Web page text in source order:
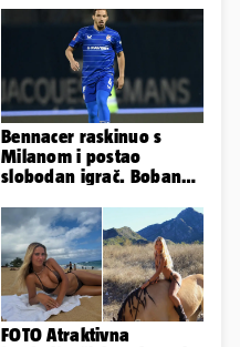
Bennacer raskinuo s
Milanom i postao
slobodan igrač. Boban
Dinamu
FOTO Atraktivna